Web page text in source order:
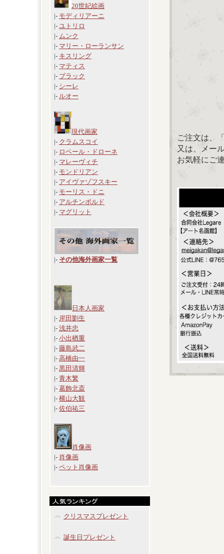
20世紀絵画
|- モディリアーニ
|- ユトリロ
|- ムンク
|- マリー・ローランサン
|- キスリング
|- マティス
|- ブラック
|- シーレ
|- ルオー
現代画家
|- クラムスコイ
|- ロベール・ドローネ
|- マレーヴィチ
|- モンドリアン
|- アイヴァゾフスキー
|- モーリス・ドニ
|- アルチンボルド
|- マグリット
|- その他海外画家一覧
日本人画家
|- 岸田劉生
|- 浅井忠
|- 小出楢重
|- 藤島武二
|- 高橋由一
|- 黒田清輝
|- 青木繁
|- 葛飾北斎
|- 横山大観
|- 佐伯祐三
肖像画
|- 肖像画
|- ペット肖像画
クリスマスプレゼント
誕生日プレゼント
ご注文は、
又は、メー
お気軽にご